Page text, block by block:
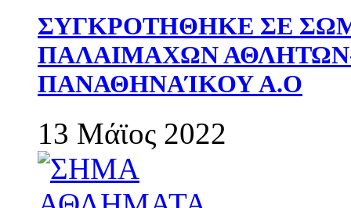
ΣΥΓΚΡΟΤΗΘΗΚΕ ΣΕ
ΠΑΛΑΙΜΑΧΩΝ
ΠΑΝΑΘΗΝΑΊΚΟΥ Α.Ο
13 Μάϊος 2022